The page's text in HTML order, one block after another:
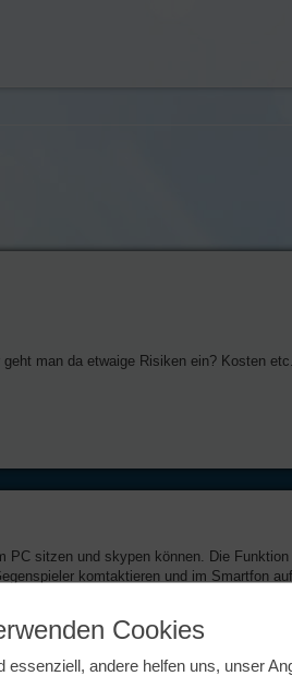
man da etwaige Risiken ein? Kosten
sitzen und skypen können. Die
komtaktieren und im Smartfon
Cookies
essenziell, andere helfen uns, unser